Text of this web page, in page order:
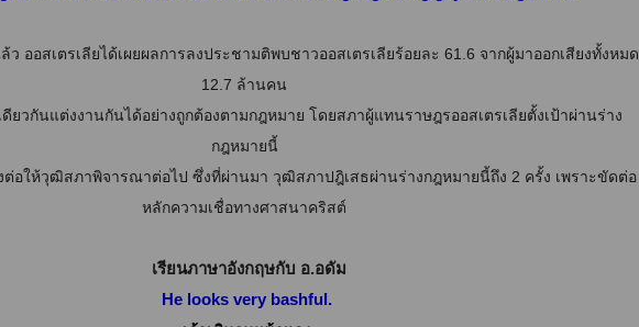
ออสเตรเลียได้เผยผลการลงประชามติพบชาวออสเตรเลียร้อยละ 61.6 จากผู้มาออกเสียงทั้งหมด
12.7 ล้านคน
ยวกันแต่งงานกันได้อย่างถูกต้องตามกฎหมาย โดยสภาผู้แทนราษฎรออสเตรเลียตั้งเป้าผ่านร่าง
กฎหมายนี้
ต่อให้วุฒิสภาพิจารณาต่อไป ซึ่งที่ผ่านมา วุฒิสภาปฎิเสธผ่านร่างกฎหมายนี้ถึง 2 ครั้ง เพราะขัดต่อ
หลักความเชื่อทางศาสนาคริสต์
เรียนภาษาอังกฤษกับ อ.อดัม
He looks very bashful.